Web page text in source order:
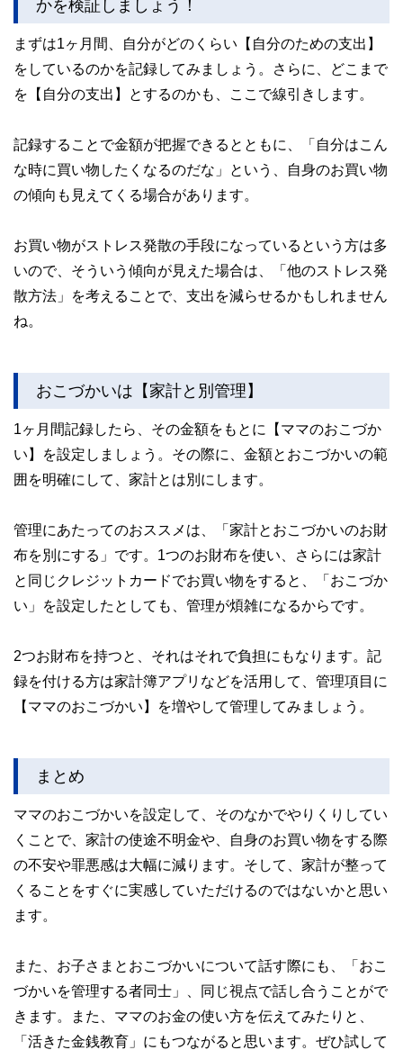
かを検証しましょう！
まずは1ヶ月間、自分がどのくらい【自分のための支出】
をしているのかを記録してみましょう。さらに、どこまで
を【自分の支出】とするのかも、ここで線引きします。
記録することで金額が把握できるとともに、「自分はこん
な時に買い物したくなるのだな」という、自身のお買い物
の傾向も見えてくる場合があります。
お買い物がストレス発散の手段になっているという方は多
いので、そういう傾向が見えた場合は、「他のストレス発
散方法」を考えることで、支出を減らせるかもしれません
ね。
おこづかいは【家計と別管理】
1ヶ月間記録したら、その金額をもとに【ママのおこづか
い】を設定しましょう。その際に、金額とおこづかいの範
囲を明確にして、家計とは別にします。
管理にあたってのおススメは、「家計とおこづかいのお財
布を別にする」です。1つのお財布を使い、さらには家計
と同じクレジットカードでお買い物をすると、「おこづか
い」を設定したとしても、管理が煩雑になるからです。
2つお財布を持つと、それはそれで負担にもなります。記
録を付ける方は家計簿アプリなどを活用して、管理項目に
【ママのおこづかい】を増やして管理してみましょう。
まとめ
ママのおこづかいを設定して、そのなかでやりくりしてい
くことで、家計の使途不明金や、自身のお買い物をする際
の不安や罪悪感は大幅に減ります。そして、家計が整って
くることをすぐに実感していただけるのではないかと思い
ます。
また、お子さまとおこづかいについて話す際にも、「おこ
づかいを管理する者同士」、同じ視点で話し合うことがで
きます。また、ママのお金の使い方を伝えてみたりと、
「活きた金銭教育」にもつながると思います。ぜひ試して